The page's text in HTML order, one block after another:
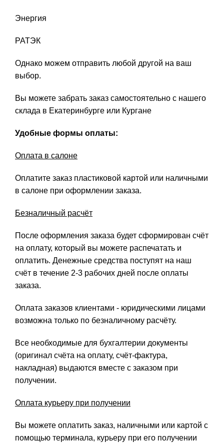
Энергия
РАТЭК
Однако можем отправить любой другой на ваш
выбор.
Вы можете забрать заказ самостоятельно с нашего
склада в Екатеринбурге или Кургане
Удобные формы оплаты:
Оплата в салоне
Оплатите заказ пластиковой картой или наличными
в салоне при оформлении заказа.
Безналичный расчёт
После оформления заказа будет сформирован счёт
на оплату, который вы можете распечатать и
оплатить. Денежные средства поступят на наш
счёт в течение 2-3 рабочих дней после оплаты
заказа.
Оплата заказов клиентами - юридическими лицами
возможна только по безналичному расчёту.
Все необходимые для бухгалтерии документы
(оригинал счёта на оплату, счёт-фактура,
накладная) выдаются вместе с заказом при
получении.
Оплата курьеру при получении
Вы можете оплатить заказ, наличными или картой с
помощью терминала, курьеру при его получении